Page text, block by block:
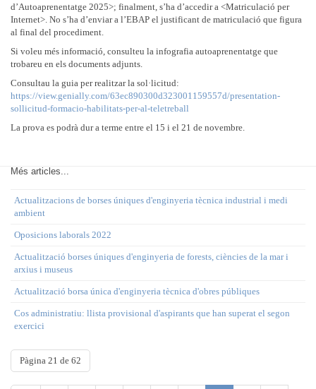
d’Autoaprenentatge 2025>; finalment, s’ha d’accedir a <Matriculació per
Internet>. No s’ha d’enviar a l’EBAP el justificant de matriculació que figura
al final del procediment.
Si voleu més informació, consulteu la infografia autoaprenentatge que
trobareu en els documents adjunts.
Consultau la guia per realitzar la sol·licitud:
https://view.genially.com/63ec890300d323001159557d/presentation-
sollicitud-formacio-habilitats-per-al-teletreball
La prova es podrà dur a terme entre el 15 i el 21 de novembre.
Més articles...
Actualitzacions de borses úniques d'enginyeria tècnica industrial i medi
ambient
Oposicions laborals 2022
Actualització borses úniques d'enginyeria de forests, ciències de la mar i
arxius i museus
Actualització borsa única d'enginyeria tècnica d'obres públiques
Cos administratiu: llista provisional d'aspirants que han superat el segon
exercici
Pàgina 21 de 62